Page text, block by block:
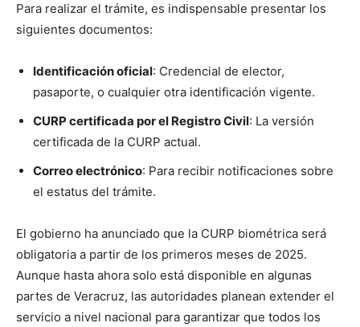
Para realizar el trámite, es indispensable presentar los
siguientes documentos:
Identificación oficial: Credencial de elector,
pasaporte, o cualquier otra identificación vigente.
CURP certificada por el Registro Civil: La versión
certificada de la CURP actual.
Correo electrónico: Para recibir notificaciones sobre
el estatus del trámite.
El gobierno ha anunciado que la CURP biométrica será
obligatoria a partir de los primeros meses de 2025.
Aunque hasta ahora solo está disponible en algunas
partes de Veracruz, las autoridades planean extender el
servicio a nivel nacional para garantizar que todos los